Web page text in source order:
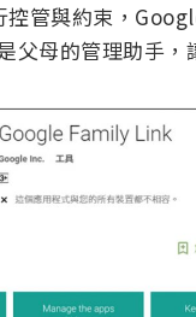
控管與約束，
父母的管理助手，